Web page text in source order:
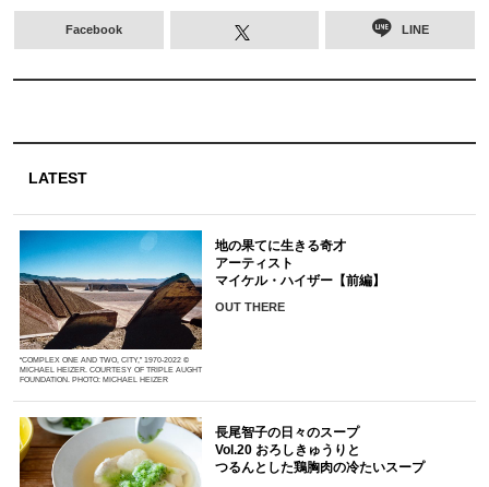
Facebook LINE
LATEST
“COMPLEX ONE AND TWO, CITY,” 1970-2022 ©
MICHAEL HEIZER. COURTESY OF TRIPLE AUGHT
FOUNDATION. PHOTO: MICHAEL HEIZER
地の果てに生きる奇才
アーティスト
マイケル・ハイザー【前編】
OUT THERE
長尾智子の日々のスープ
Vol.20 おろしきゅうりと
つるんとした鶏胸肉の冷たいスープ